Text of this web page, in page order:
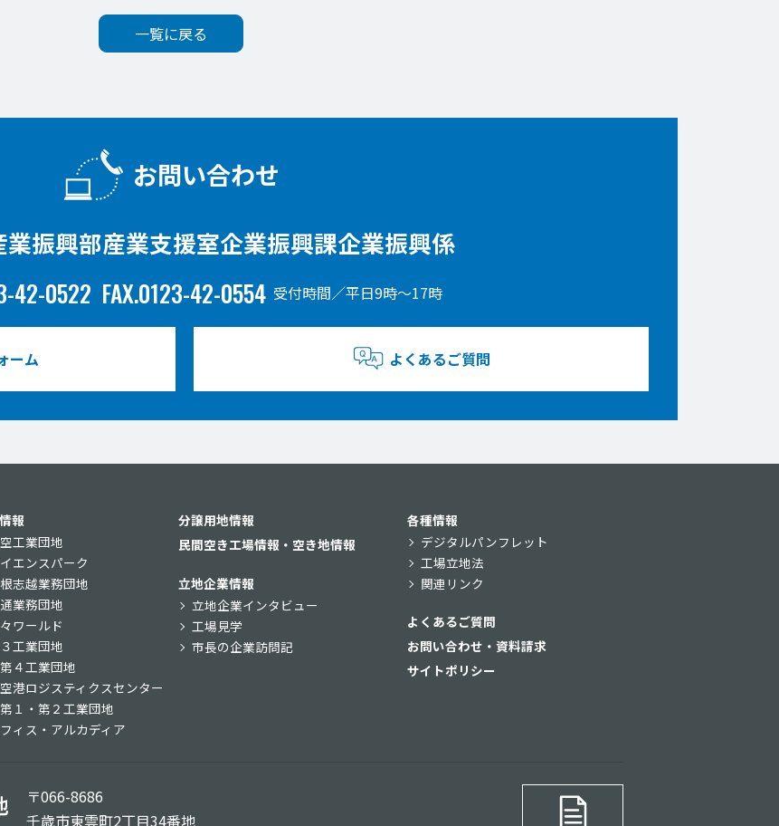
一覧に戻る
お問い合わせ
業振興部産業支援室企業振興課企業振興係
42-0522 FAX.0123-42-0554 受付時間／平日9時〜17時
ーム よくあるご質問
報
工業団地
エンスパーク
志越業務団地
業務団地
ワールド
工業団地
４工業団地
港ロジスティクスセンター
１・第２工業団地
ィス・アルカディア
分譲用地情報
民間空き工場情報・空き地情報
立地企業情報
立地企業インタビュー
工場見学
市長の企業訪問記
各種情報
デジタルパンフレット
工場立地法
関連リンク
よくあるご質問
お問い合わせ・資料請求
サイトポリシー
〒066-8686
千歳市東雲町2丁目34番地